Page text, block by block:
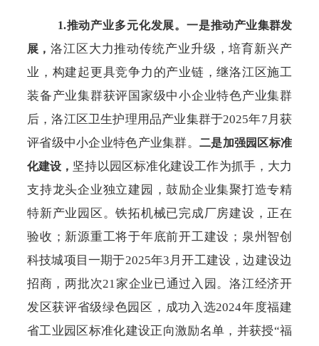
1.推动产业多元化发展。一是推动产业集群发
展， 洛江区大力推动传统产业升级，培育新兴产
业，构建起更具竞争力的产业链，继洛江区施工
装备产业集群获评国家级中小企业特色产业集群
后，洛江区卫生护理用品产业集群于2025年7月获
评省级中小企业特色产业集群。 二是加强园区标准
化建设， 坚持以园区标准化建设工作为抓手，大力
支持龙头企业独立建园，鼓励企业集聚打造专精
特新产业园区。铁拓机械已完成厂房建设，正在
验收；新源重工将于年底前开工建设；泉州智创
科技城项目一期于2025年3月开工建设，边建设边
招商，两批次21家企业已通过入园。洛江经济开
发区获评省级绿色园区，成功入选2024年度福建
省工业园区标准化建设正向激励名单，并获授“福